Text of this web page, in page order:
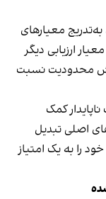
معیارهای
ارزیابی دیگر
محدودیت نسبت
کمک
اصلی تبدیل
را به یک امتیاز